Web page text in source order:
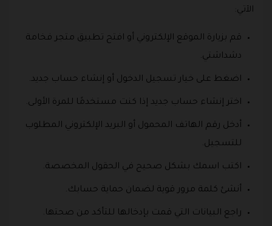
الآتي:
قم بزيارة الموقع الإلكتروني أو افتح تطبيق متجر فخامة
دشداشتي.
اضغط على خيار تسجيل الدخول أو إنشاء حساب جديد.
اختر إنشاء حساب جديد إذا كنت مستخدمًا للمرة الأولى.
أدخل رقم الهاتف المحمول أو البريد الإلكتروني المطلوب
للتسجيل.
اكتب اسمك بشكل صحيح في الحقول المخصصة.
أنشئ كلمة مرور قوية لضمان حماية حسابك.
راجع البيانات التي قمت بإدخالها للتأكد من صحتها.